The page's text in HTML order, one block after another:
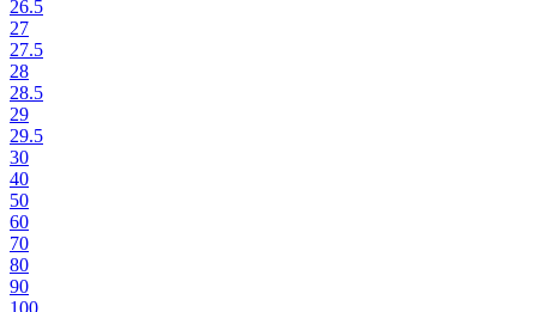
26.5
27
27.5
28
28.5
29
29.5
30
40
50
60
70
80
90
100